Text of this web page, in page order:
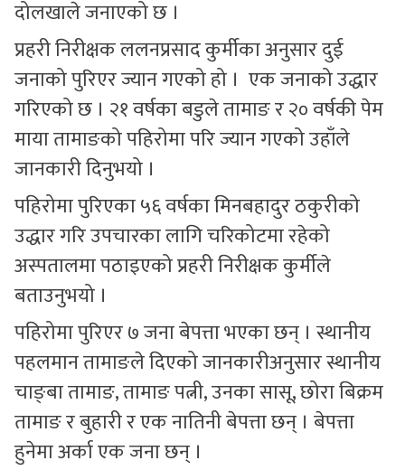
दोलखाले जनाएको छ ।
प्रहरी निरीक्षक ललनप्रसाद कुर्मीका अनुसार दुई
जनाको पुरिएर ज्यान गएको हो । एक जनाको उद्धार
गरिएको छ । २१ वर्षका बडुले तामाङ र २० वर्षकी पेम
माया तामाङको पहिरोमा परि ज्यान गएको उहाँले
जानकारी दिनुभयो ।
पहिरोमा पुरिएका ५६ वर्षका मिनबहादुर ठकुरीको
उद्धार गरि उपचारका लागि चरिकोटमा रहेको
अस्पतालमा पठाइएको प्रहरी निरीक्षक कुर्मीले
बताउनुभयो ।
पहिरोमा पुरिएर ७ जना बेपत्ता भएका छन् । स्थानीय
पहलमान तामाङले दिएको जानकारीअनुसार स्थानीय
चाङ्बा तामाङ, तामाङ पत्नी, उनका सासू, छोरा बिक्रम
तामाङ र बुहारी र एक नातिनी बेपत्ता छन् । बेपत्ता
हुनेमा अर्का एक जना छन् ।